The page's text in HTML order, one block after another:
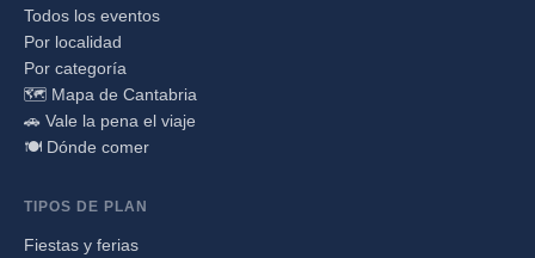
Todos los eventos
Por localidad
Por categoría
🗺️ Mapa de Cantabria
🚗 Vale la pena el viaje
🍽️ Dónde comer
TIPOS DE PLAN
Fiestas y ferias